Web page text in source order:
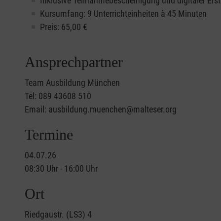
Kursumfang: 9 Unterrichteinheiten à 45 Minuten
Preis: 65,00 €
Ansprechpartner
Team Ausbildung München
Tel: 089 43608 510
Email: ausbildung.muenchen@malteser.org
Termine
04.07.26
08:30 Uhr - 16:00 Uhr
Ort
Riedgaustr. (LS3) 4